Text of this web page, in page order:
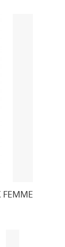
FEMME